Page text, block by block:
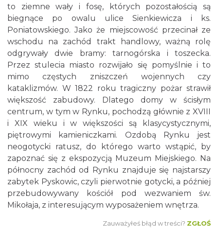
to ziemne wały i fosę, których pozostałością są
biegnące po owalu ulice Sienkiewicza i ks.
Poniatowskiego. Jako że miejscowość przecinał ze
wschodu na zachód trakt handlowy, ważną rolę
odgrywały dwie bramy: tarnogórska i toszecka.
Przez stulecia miasto rozwijało się pomyślnie i to
mimo częstych zniszczeń wojennych czy
kataklizmów. W 1822 roku tragiczny pożar strawił
większość zabudowy. Dlatego domy w ścisłym
centrum, w tym w Rynku, pochodzą głównie z XVIII
i XIX wieku i w większości są klasycystycznymi,
piętrowymi kamieniczkami. Ozdobą Rynku jest
neogotycki ratusz, do którego warto wstąpić, by
zapoznać się z ekspozycją Muzeum Miejskiego. Na
północny zachód od Rynku znajduje się najstarszy
zabytek Pyskowic, czyli pierwotnie gotycki, a później
przebudowywany kościół pod wezwaniem św.
Mikołaja, z interesującym wyposażeniem wnętrza.
Zauważyłeś błąd w treści? ZGŁOŚ